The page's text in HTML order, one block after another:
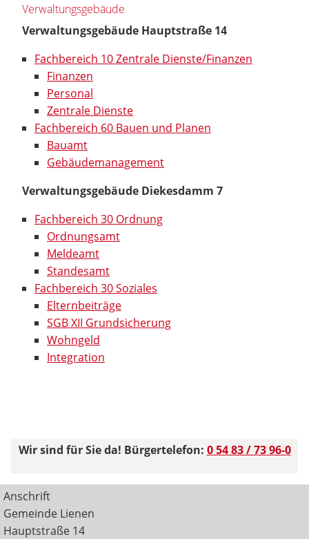
Verwaltungsgebäude
Verwaltungsgebäude Hauptstraße 14
Fachbereich 10 Zentrale Dienste/Finanzen
Finanzen
Personal
Zentrale Dienste
Fachbereich 60 Bauen und Planen
Bauamt
Gebäudemanagement
Verwaltungsgebäude Diekesdamm 7
Fachbereich 30 Ordnung
Ordnungsamt
Meldeamt
Standesamt
Fachbereich 30 Soziales
Elternbeiträge
SGB XII Grundsicherung
Wohngeld
Integration
Wir sind für Sie da! Bürgertelefon: 0 54 83 / 73 96-0
Anschrift
Gemeinde Lienen
Hauptstraße 14